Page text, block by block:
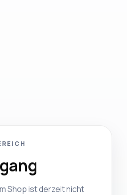
Shop ist derzeit nicht